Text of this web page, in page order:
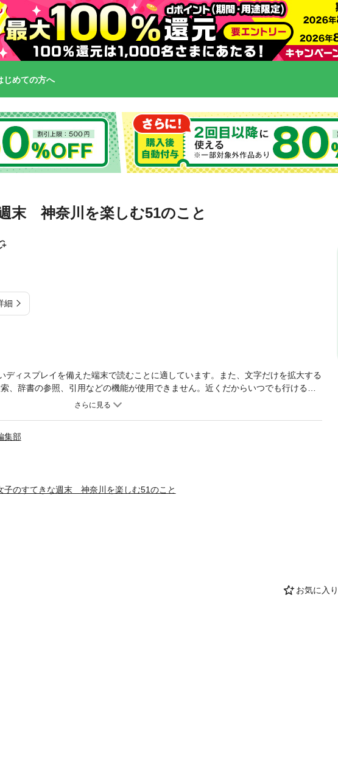
じめての方へ
末 神奈川を楽しむ51のこと
細
お気に入
ディスプレイを備えた端末で読むことに適しています。また、文字だけを拡大する
、辞書の参照、引用などの機能が使用できません。近くだからいつでも行ける。
んな「とっておきスポット」を１０４セレクト意外な発見や出会いにココロとき
け気分は味わいたい。そんなオトナ女子たちに住んでいる街をもっと知る＆ちょ
マをセレクト！長年住んでいるけれどそういえば行っていない。いつもはインド
のプチ旅ガイド◆◇◆ 本書の見方・使い方 ◆◇◆★１ タイトル神奈川県で行って
容を紹介★２ メインカットお店、施設、スポットなどを象徴するメイン写真★
施設に関する見どころや楽しみたいポイント★４ インフォメーション住所・電
店やスポットは、巻頭の地図ページにリンク★７ テーマ「横浜・鎌倉の町を１
鎌倉１２０％楽しむ」、「足をのばしてかながわの魅力を再発見」、「地元おす
奇心をくすぐる歴史と芸術◎Ｅｘｐｅｒｉｅｎｃｅ ４タクシードライバーが私
ｒｉｅｎｃｅ ５足元に隠れていた人類のヒミツ・・・他１３項目★ 足をのば
しの一日を◎Ｅｘｐｅｒｉｅｎｃｅ ２２女子必見！嬉し楽しい社会科見学◎Ｅｘｐ
びり、終日過ごせる温泉施設・・・他１２項目★ 二十四節気で楽しむ神奈川の
集部
のすてきな週末 神奈川を楽しむ51のこと